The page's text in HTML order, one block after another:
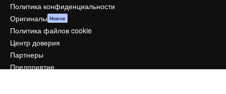
Политика конфиденциальности
Оригиналы Новое
Политика файлов cookie
Центр доверия
Партнеры
Предприятие